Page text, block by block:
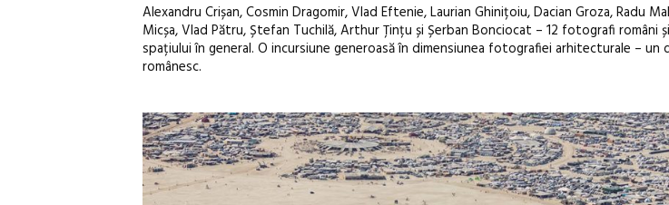
Alexandru Crișan, Cosmin Dragomir, Vlad Eftenie, Laurian Ghinițoiu, Dacian Groza, Radu
Micșa, Vlad Pătru, Ștefan Tuchilă, Arthur Țințu și Șerban Bonciocat – 12 fotografi români
spațiului în general. O incursiune generoasă în dimensiunea fotografiei arhitecturale – un
românesc.